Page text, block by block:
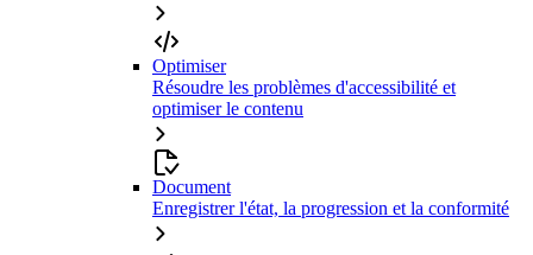
Optimiser
Résoudre les problèmes d'accessibilité et
optimiser le contenu
Document
Enregistrer l'état, la progression et la conformité